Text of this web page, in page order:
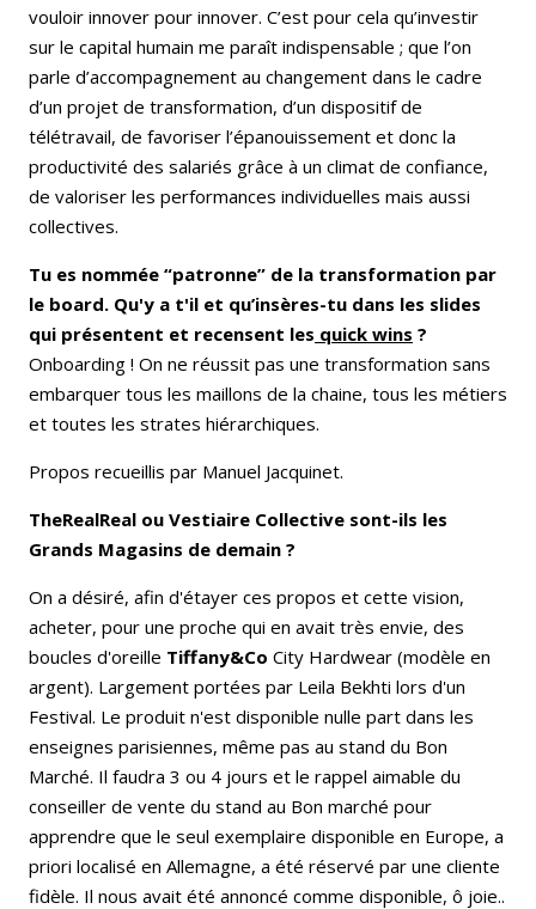
vouloir innover pour innover. C’est pour cela qu’investir
sur le capital humain me paraît indispensable ; que l’on
parle d’accompagnement au changement dans le cadre
d’un projet de transformation, d’un dispositif de
télétravail, de favoriser l’épanouissement et donc la
productivité des salariés grâce à un climat de confiance,
de valoriser les performances individuelles mais aussi
collectives.
Tu es nommée “patronne” de la transformation par
le board. Qu'y a t'il et qu’insères-tu dans les slides
qui présentent et recensent les quick wins ?
Onboarding ! On ne réussit pas une transformation sans
embarquer tous les maillons de la chaine, tous les métiers
et toutes les strates hiérarchiques.
Propos recueillis par Manuel Jacquinet.
TheRealReal ou Vestiaire Collective sont-ils les
Grands Magasins de demain ?
On a désiré, afin d'étayer ces propos et cette vision,
acheter, pour une proche qui en avait très envie, des
boucles d'oreille Tiffany&Co City Hardwear (modèle en
argent). Largement portées par Leila Bekhti lors d'un
Festival. Le produit n'est disponible nulle part dans les
enseignes parisiennes, même pas au stand du Bon
Marché. Il faudra 3 ou 4 jours et le rappel aimable du
conseiller de vente du stand au Bon marché pour
apprendre que le seul exemplaire disponible en Europe, a
priori localisé en Allemagne, a été réservé par une cliente
fidèle. Il nous avait été annoncé comme disponible, ô joie..